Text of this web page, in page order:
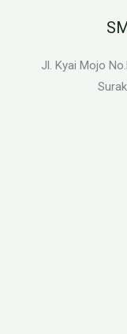
Jl. Kyai Mojo